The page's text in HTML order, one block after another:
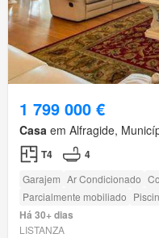
1 799 000 €
Casa em Alfragide,
T4 4
Garajem Ar Condicionado
Parcialmente mobiliado
Há 30+ dias
LISTANZA